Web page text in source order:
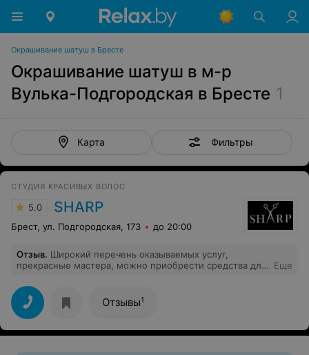
Окрашивание шатуш в Бресте
Окрашивание шатуш в м-р
Вулька-Подгородская в Бресте 1
Карта Фильтры
СТУДИЯ КРАСИВЫХ ВОЛОС
5.0 SHARP
Брест, ул. Подгородская, 173 до 20:00
Отзыв. Широкий перечень оказываемых услуг,
прекрасные мастера, можно приобрести средства для
подойдёт именно Вам. На услуги молодого мастера
действует скидка. Обязательно приду снова!
Еще
Отзывы1